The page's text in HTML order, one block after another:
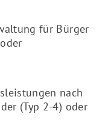
für Bürger
nach
(Typ 2-4) oder